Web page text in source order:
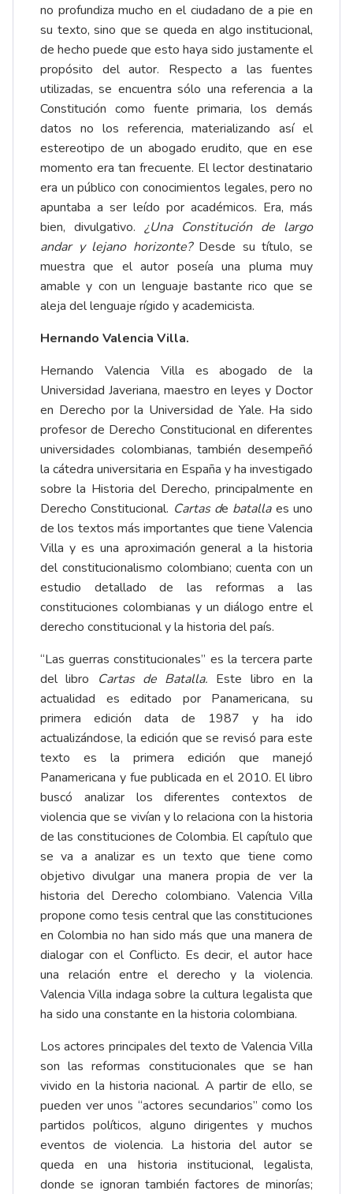
no profundiza mucho en el ciudadano de a pie en
su texto, sino que se queda en algo institucional,
de hecho puede que esto haya sido justamente el
propósito del autor. Respecto a las fuentes
utilizadas, se encuentra sólo una referencia a la
Constitución como fuente primaria, los demás
datos no los referencia, materializando así el
estereotipo de un abogado erudito, que en ese
momento era tan frecuente. El lector destinatario
era un público con conocimientos legales, pero no
apuntaba a ser leído por académicos. Era, más
bien, divulgativo. ¿Una Constitución de largo
andar y lejano horizonte? Desde su título, se
muestra que el autor poseía una pluma muy
amable y con un lenguaje bastante rico que se
aleja del lenguaje rígido y academicista.
Hernando Valencia Villa.
Hernando Valencia Villa es abogado de la
Universidad Javeriana, maestro en leyes y Doctor
en Derecho por la Universidad de Yale. Ha sido
profesor de Derecho Constitucional en diferentes
universidades colombianas, también desempeñó
la cátedra universitaria en España y ha investigado
sobre la Historia del Derecho, principalmente en
Derecho Constitucional. Cartas de batallaes uno
de los textos más importantes que tiene Valencia
Villa y es una aproximación general a la historia
del constitucionalismo colombiano; cuenta con un
estudio detallado de las reformas a las
constituciones colombianas y un diálogo entre el
derecho constitucional y la historia del país.
“Las guerras constitucionales” es la tercera parte
del libro
Cartas de Batalla. Este libro en la
actualidad es editado por Panamericana, su
primera edición data de 1987 y ha ido
actualizándose, la edición que se revisó para este
texto es la primera edición que manejó
Panamericana y fue publicada en el 2010. El libro
buscó analizar los diferentes contextos de
violencia que se vivían y lo relaciona con la historia
de las constituciones de Colombia. El capítulo que
se va a analizar es un texto que tiene como
objetivo divulgar una manera propia de ver la
historia del Derecho colombiano. Valencia Villa
propone como tesis central que las constituciones
en Colombia no han sido más que una manera de
dialogar con el Conflicto. Es decir, el autor hace
una relación entre el derecho y la violencia.
Valencia Villa indaga sobre la cultura legalista que
ha sido una constante en la historia colombiana.
Los actores principales del texto de Valencia Villa
son las reformas constitucionales que se han
vivido en la historia nacional. A partir de ello, se
pueden ver unos “actores secundarios” como los
partidos políticos, alguno dirigentes y muchos
eventos de violencia. La historia del autor se
queda en una historia institucional, legalista,
donde se ignoran también factores de minorías;